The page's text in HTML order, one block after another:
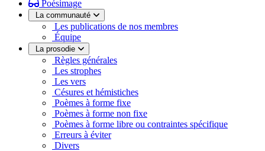
Poésimage
La communauté
Les publications de nos membres
Équipe
La prosodie
Règles générales
Les strophes
Les vers
Césures et hémistiches
Poèmes à forme fixe
Poèmes à forme non fixe
Poèmes à forme libre ou contraintes spécifique
Erreurs à éviter
Divers